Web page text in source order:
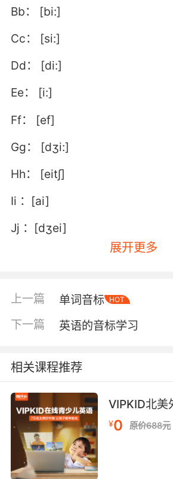
Bb： [bi:]
Cc： [si:]
Dd： [di:]
Ee： [i:]
Ff： [ef]
Gg： [dʒi:]
Hh： [eit∫]
Ii ：[ai]
Jj ：[dʒei]
Mm： [em]
Nn ：[en]
Oo： [əu]
Pp： [pi:]
Qq ：[kju:]
Rr ：[ɑ:]
Ss： [es]
展开更多
上一篇 单词音标 HOT
下一篇 英语的音标学习
相关课程推荐
VIPKID北美
¥0 原价688元